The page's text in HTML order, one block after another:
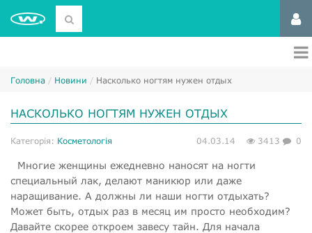
Головна Новини Насколько ногтям нужен отдых
НАСКОЛЬКО НОГТЯМ НУЖЕН ОТДЫХ
Категорія: Косметологія 04.03.14 3413 0
Многие женщины ежедневно наносят на ногти
специальный лак, делают маникюр или даже
наращивание. А должны ли наши ногти отдыхать?
Может быть, отдых раз в месяц им просто необходим?
Давайте скорее откроем завесу тайн. Для начала